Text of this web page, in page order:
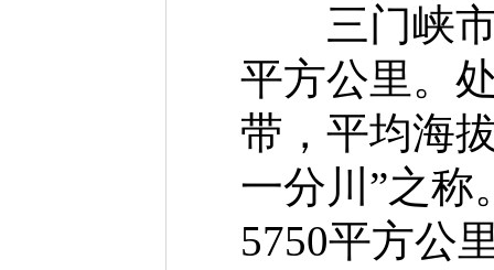
三门峡市
平方公里。
带，平均海
一分川”之称
5750平方公